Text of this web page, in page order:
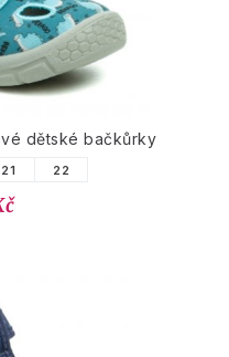
dětské bačkůrky
21 22